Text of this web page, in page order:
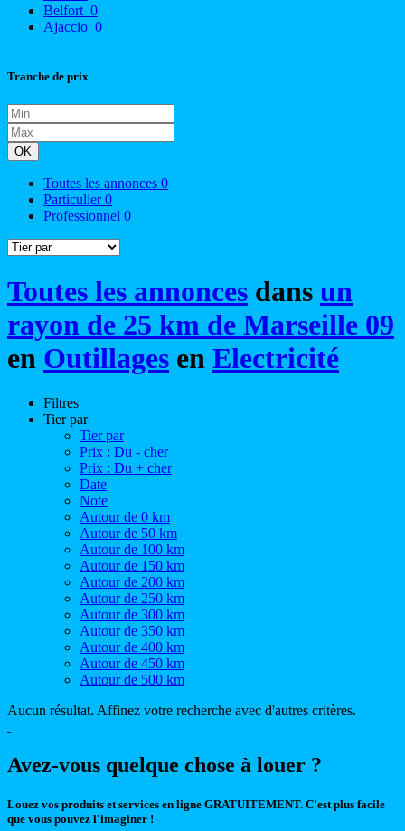
Belfort 0
Ajaccio 0
Tranche de prix
OK
Toutes les annonces 0
Particulier0
Professionnel 0
Toutes les annonces dans un
rayon de 25 km de Marseille 09
en Outillages en Electricité
Filtres
Tier par
Tier par
Prix : Du - cher
Prix : Du + cher
Date
Note
Autour de 0 km
Autour de 50 km
Autour de 100 km
Autour de 150 km
Autour de 200 km
Autour de 250 km
Autour de 300 km
Autour de 350 km
Autour de 400 km
Autour de 450 km
Autour de 500 km
Aucun résultat. Affinez votre recherche avec d'autres critères.
Avez-vous quelque chose à louer ?
Louez vos produits et services en ligne GRATUITEMENT. C'est plus facile
que vous pouvez l'imaginer !